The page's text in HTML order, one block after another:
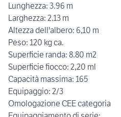
Lunghezza: 3.96 m
Larghezza: 2.13 m
Altezza dell'albero: 6,10 m
Peso: 120 kg ca.
Superficie randa: 8.80 m2
Superficie fiocco: 2,20 ml
Capacità massima: 165
Equipaggio: 2/3
Omologazione CEE categoria